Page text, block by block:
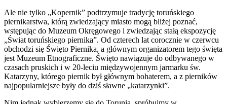
Ale nie tylko „Kopernik” podtrzymuje tradycję toruńskiego
piernikarstwa, którą zwiedzający miasto mogą bliżej poznać,
wstępując do Muzeum Okręgowego i zwiedzając stałą ekspozycję
„Świat toruńskiego piernika”. Od czterech lat corocznie w czerwcu
obchodzi się Święto Piernika, a głównym organizatorem tego święta
jest Muzeum Etnograficzne. Święto nawiązuje do odbywanego w
czasach pruskich i w 20-leciu międzywojennym jarmarku św.
Katarzyny, którego piernik był głównym bohaterem, a z pierników
najpopularniejsze były do dziś sławne „katarzynki”.